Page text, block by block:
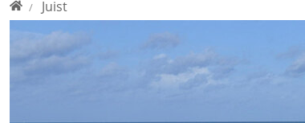
Home
Juist